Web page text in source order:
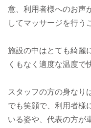
意、利用者様へのお声
してマッサージを行う
施設の中はとても綺麗
くもなく適度な温度で
スタッフの方の身なり
でも笑顔で、利用者様
いる姿や、代表の方が